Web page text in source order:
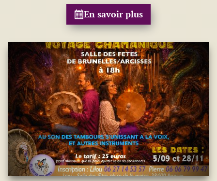
En savoir plus